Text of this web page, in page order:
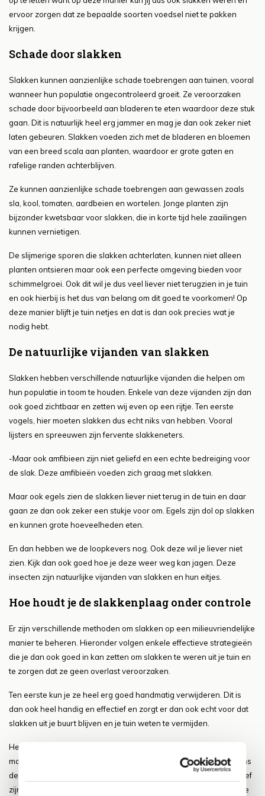
ervoor zorgen dat ze bepaalde soorten voedsel niet te pakken
krijgen.
Schade door slakken
Slakken kunnen aanzienlijke schade toebrengen aan tuinen, vooral
wanneer hun populatie ongecontroleerd groeit. Ze veroorzaken
schade door bijvoorbeeld aan bladeren te eten waardoor deze stuk
gaan. Dit is natuurlijk heel erg jammer en mag je dan ook zeker niet
laten gebeuren. Slakken voeden zich met de bladeren en bloemen
van een breed scala aan planten, waardoor er grote gaten en
rafelige randen achterblijven.
Ze kunnen aanzienlijke schade toebrengen aan gewassen zoals
sla, kool, tomaten, aardbeien en wortelen. Jonge planten zijn
bijzonder kwetsbaar voor slakken, die in korte tijd hele zaailingen
kunnen vernietigen.
De slijmerige sporen die slakken achterlaten, kunnen niet alleen
planten ontsieren maar ook een perfecte omgeving bieden voor
schimmelgroei. Ook dit wil je dus veel liever niet terugzien in je tuin
en ook hierbij is het dus van belang om dit goed te voorkomen! Op
deze manier blijft je tuin netjes en dat is dan ook precies wat je
nodig hebt.
De natuurlijke vijanden van slakken
Slakken hebben verschillende natuurlijke vijanden die helpen om
hun populatie in toom te houden. Enkele van deze vijanden zijn dan
ook goed zichtbaar en zetten wij even op een rijtje. Ten eerste
vogels, hier moeten slakken dus echt niks van hebben. Vooral
lijsters en spreeuwen zijn fervente slakkeneters.
-Maar ook amfibieen zijn niet geliefd en een echte bedreiging voor
de slak. Deze amfibieën voeden zich graag met slakken.
Maar ook egels zien de slakken liever niet terug in de tuin en daar
gaan ze dan ook zeker een stukje voor om. Egels zijn dol op slakken
en kunnen grote hoeveelheden eten.
En dan hebben we de loopkevers nog. Ook deze wil je liever niet
zien. Kijk dan ook goed hoe je deze weer weg kan jagen. Deze
insecten zijn natuurlijke vijanden van slakken en hun eitjes.
Hoe houdt je de slakkenplaag onder controle
Er zijn verschillende methoden om slakken op een milieuvriendelijke
manier te beheren. Hieronder volgen enkele effectieve strategieën
die je dan ook goed in kan zetten om slakken te weren uit je tuin en
te zorgen dat ze geen overlast veroorzaken.
Ten eerste kun je ze heel erg goed handmatig verwijderen. Dit is
dan ook heel handig en effectief en zorgt er dan ook echt voor dat
slakken uit je buurt blijven en je tuin weten te vermijden.
Het handmatig verwijderen van slakken is een arbeidsintensieve
maar effectieve methode. Dit kan het beste gedaan worden tijdens
de vroege ochtend of late avond wanneer slakken het meest actief
zijn. Gebruik een zaklamp om de slakken te vinden en verzamel ze